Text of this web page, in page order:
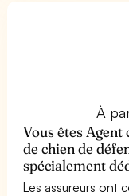
À
Vous êtes
de chien de
spécialement
Les assureurs ont